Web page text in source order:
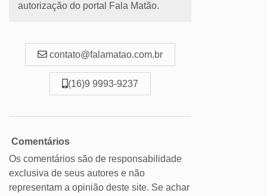
autorização do portal Fala Matão.
contato@falamatao.com.br
(16)9 9993-9237
Comentários
Os comentários são de responsabilidade
exclusiva de seus autores e não
representam a opinião deste site. Se achar